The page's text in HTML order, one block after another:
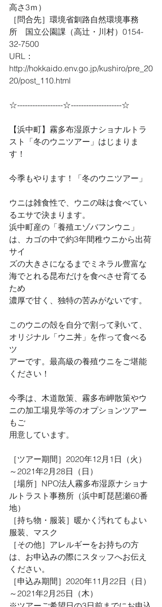
高さ3ｍ）
［問合先］環境省釧路自然環境事務
所　国立公園課（高辻・川村）0154-
32-7500
URL：
http://hokkaido.env.go.jp/kushiro/pre_20
20/post_110.html
☆------------------☆--------------------☆
【浜中町】霧多布湿原ナショナルトラ
スト「冬のウニツアー」はじまりま
す！
今季もやります！「冬のウニツアー」
ウニは雑食性で、ウニの味は食べてい
るエサで決まります。
浜中町産の「養殖エゾバフンウニ」
は、カゴの中で約3年間稚ウニから出荷
サイ
ズの大きさになるまでミネラル豊富な
海でとれる昆布だけを食べさせ育てる
ため
濃厚で甘く、独特の苦みがないです。
このウニの殻を自分で割って剥いて、
オリジナル「ウニ丼」を作って食べる
ツ
アーです。最高級の養殖ウニをご堪能
ください！
今季は、木道散策、霧多布岬散策やウ
ニの加工場見学等のオプションツアー
もご
用意しています。
［ツアー期間］2020年12月1日（火）
～2021年2月28日（日）
［場所］NPO法人霧多布湿原ナショナ
ルトラスト事務所（浜中町琵琶瀬60番
地）
［持ち物・服装］暖かく汚れてもよい
服装、マスク
［その他］アレルギーをお持ちの方
は、お申込みの際にスタッフへお伝え
ください。
［申込み期間］2020年11月22日（日）
～2021年2月25日（木）